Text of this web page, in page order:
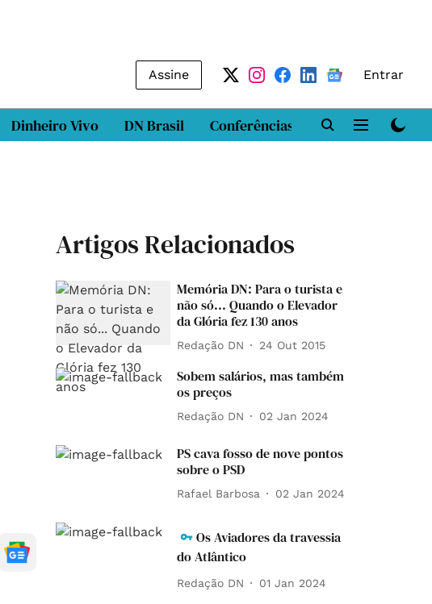
Assine Entrar
Dinheiro Vivo DN Brasil Conferências DN LAB
Artigos Relacionados
Memória DN: Para o turista e
não só... Quando o Elevador
da Glória fez 130 anos
Redação DN 24 Out 2015
Sobem salários, mas também
os preços
Redação DN 02 Jan 2024
PS cava fosso de nove pontos
sobre o PSD
Rafael Barbosa 02 Jan 2024
Os Aviadores da travessia
do Atlântico
Redação DN 01 Jan 2024